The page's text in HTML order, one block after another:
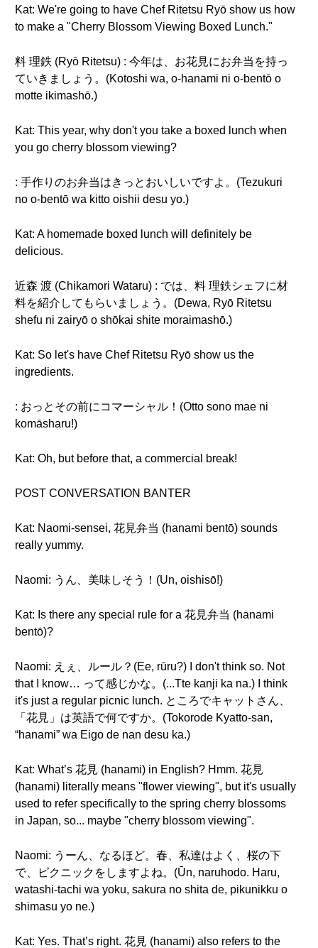
Kat: We're going to have Chef Ritetsu Ryō show us how
to make a "Cherry Blossom Viewing Boxed Lunch."
料 理鉄 (Ryō Ritetsu) : 今年は、お花見にお弁当を持っ
ていきましょう。(Kotoshi wa, o-hanami ni o-bentō o
motte ikimashō.)
Kat: This year, why don't you take a boxed lunch when
you go cherry blossom viewing?
: 手作りのお弁当はきっとおいしいですよ。(Tezukuri
no o-bentō wa kitto oishii desu yo.)
Kat: A homemade boxed lunch will definitely be
delicious.
近森 渡 (Chikamori Wataru) : では、料 理鉄シェフに材
料を紹介してもらいましょう。(Dewa, Ryō Ritetsu
shefu ni zairyō o shōkai shite moraimashō.)
Kat: So let's have Chef Ritetsu Ryō show us the
ingredients.
: おっとその前にコマーシャル！(Otto sono mae ni
komāsharu!)
Kat: Oh, but before that, a commercial break!
POST CONVERSATION BANTER
Kat: Naomi-sensei, 花見弁当 (hanami bentō) sounds
really yummy.
Naomi: うん、美味しそう！(Un, oishisō!)
Kat: Is there any special rule for a 花見弁当 (hanami
bentō)?
Naomi: えぇ、ルール？(Ee, rūru?) I don't think so. Not
that I know… って感じかな。(...Tte kanji ka na.) I think
it's just a regular picnic lunch. ところでキャットさん、
「花見」は英語で何ですか。(Tokorode Kyatto-san,
“hanami” wa Eigo de nan desu ka.)
Kat: What’s 花見 (hanami) in English? Hmm. 花見
(hanami) literally means "flower viewing", but it's usually
used to refer specifically to the spring cherry blossoms
in Japan, so... maybe "cherry blossom viewing".
Naomi: うーん、なるほど。春、私達はよく、桜の下
で、ピクニックをしますよね。(Ūn, naruhodo. Haru,
watashi-tachi wa yoku, sakura no shita de, pikunikku o
shimasu yo ne.)
Kat: Yes. That’s right. 花見 (hanami) also refers to the